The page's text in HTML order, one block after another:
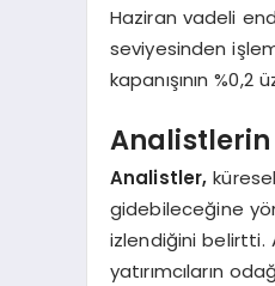
Haziran vadeli
seviyesinden
kapanışının
Analistler,
gidebileceğine
izlendiğini belirtti.
yatırımcıların